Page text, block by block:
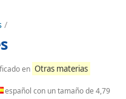
/
en Otras materias
español con un tamaño de 4,79